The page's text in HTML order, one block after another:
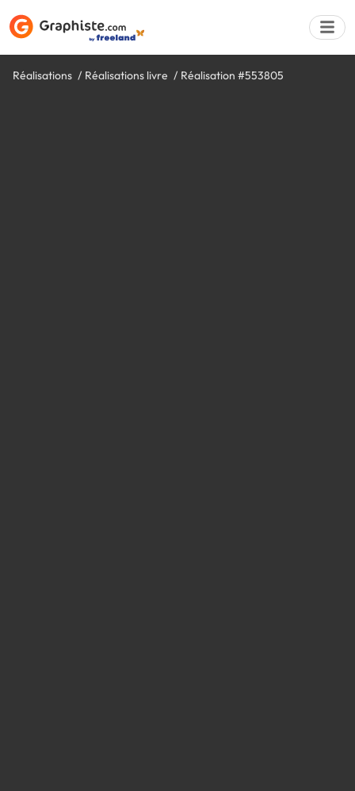
Réalisations Réalisations livre Réalisation #553805